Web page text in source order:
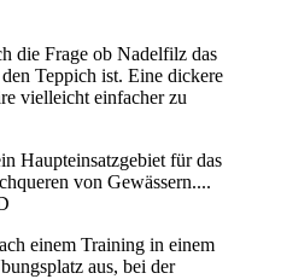
die Frage ob Nadelfilz das
Teppich ist. Eine dickere
vielleicht einfacher zu
Haupteinsatzgebiet für das
von Gewässern....
einem Training in einem
aus, bei der